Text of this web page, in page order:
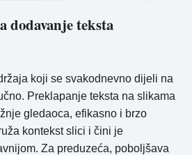
dodavanje teksta
koji se svakodnevno dijeli na
Preklapanje teksta na slikama
gledaoca, efikasno i brzo
kontekst slici i čini je
Za preduzeća, poboljšava